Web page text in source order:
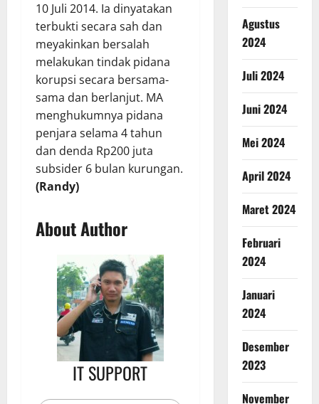
10 Juli 2014. Ia dinyatakan
terbukti secara sah dan
meyakinkan bersalah
melakukan tindak pidana
korupsi secara bersama-
sama dan berlanjut. MA
menghukumnya pidana
penjara selama 4 tahun
dan denda Rp200 juta
subsider 6 bulan kurungan.
(Randy)
About Author
IT SUPPORT
Agustus
2024
Juli 2024
Juni 2024
Mei 2024
April 2024
Maret 2024
Februari
2024
Januari
2024
Desember
2023
November